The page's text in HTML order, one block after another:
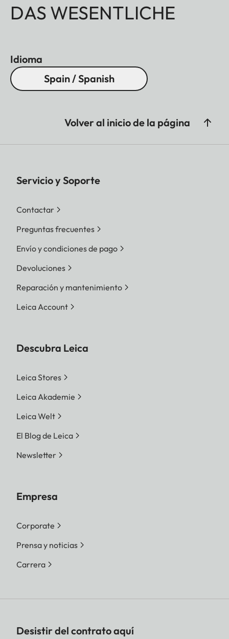
DAS WESENTLICHE
Idioma
Spain / Spanish
Volver al inicio de la página
Servicio y Soporte
Contactar
Preguntas frecuentes
Envío y condiciones de pago
Devoluciones
Reparación y mantenimiento
Leica Account
Descubra Leica
Leica Stores
Leica Akademie
Leica Welt
El Blog de Leica
Newsletter
Empresa
Corporate
Prensa y noticias
Carrera
Desistir del contrato aquí